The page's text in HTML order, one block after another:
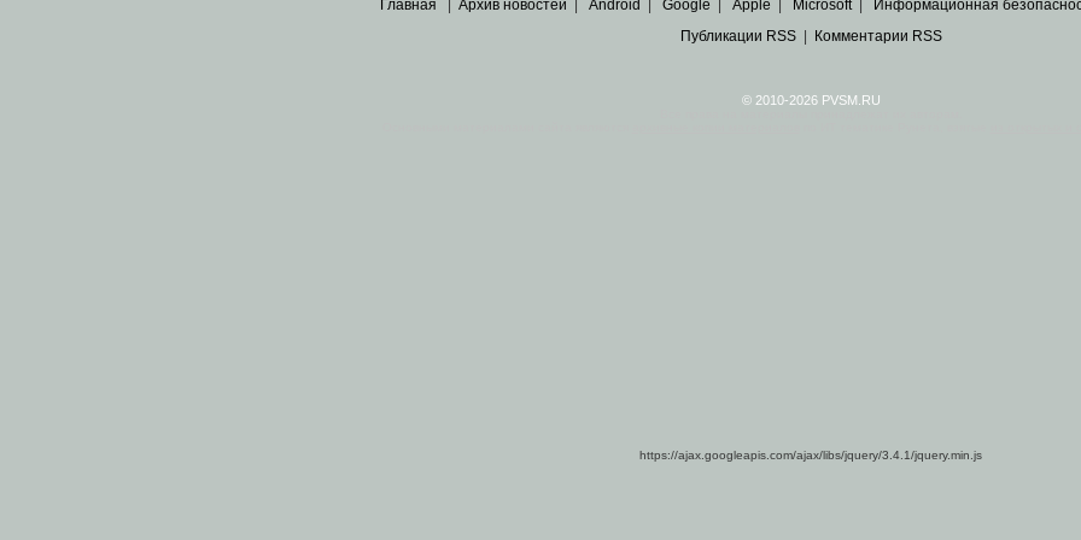
Главная Архив новостей Android Google Apple Microsoft| Информационная
Публикации RSS| Комментарии RSS
© 2010-2026 PVSM.RU
https://ajax.googleapis.com/ajax/libs/jquery/3.4.1/jquery.min.js